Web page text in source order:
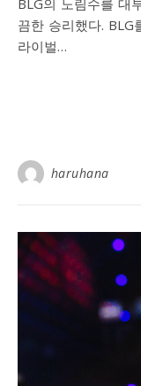
BLG의 노림수를 대
끔한 승리했다.
라이벌…
haruhana